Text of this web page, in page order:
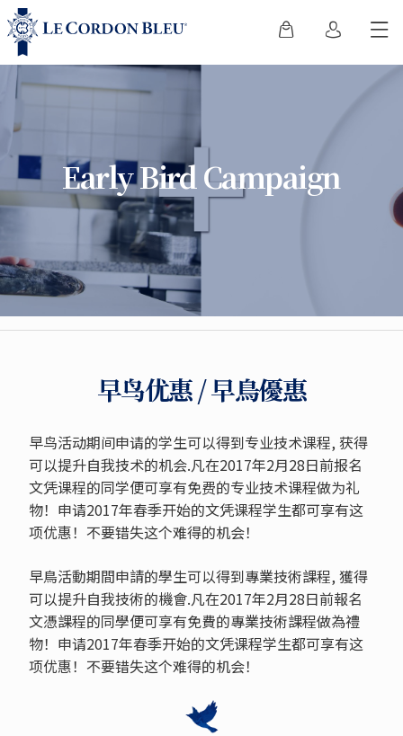
Early Bird Campaign
早鸟优惠 / 早鳥優惠
早鸟活动期间申请的学生可以得到专业技术课程, 获得
可以提升自我技术的机会.凡在2017年2月28日前报名
文凭课程的同学便可享有免费的专业技术课程做为礼
物！申请2017年春季开始的文凭课程学生都可享有这
项优惠！不要错失这个难得的机会！
早鳥活動期間申請的學生可以得到專業技術課程, 獲得
可以提升自我技術的機會.凡在2017年2月28日前報名
文憑課程的同學便可享有免費的專業技術課程做為禮
物！申请2017年春季开始的文凭课程学生都可享有这
项优惠！不要错失这个难得的机会！